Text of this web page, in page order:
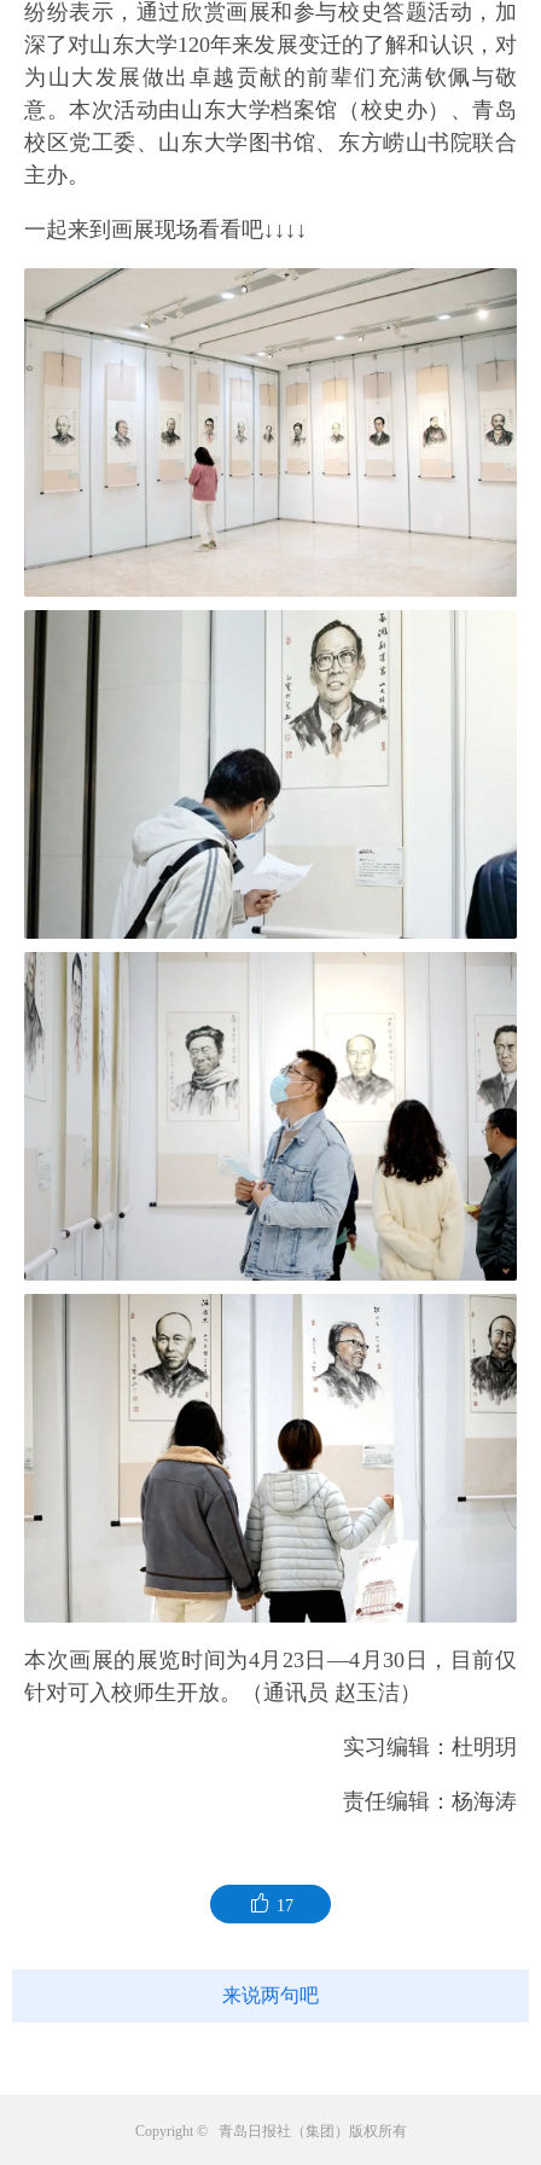
纷纷表示，通过欣赏画展和参与校史答题活动，加
深了对山东大学120年来发展变迁的了解和认识，对
为山大发展做出卓越贡献的前辈们充满钦佩与敬
意。本次活动由山东大学档案馆（校史办）、青岛
校区党工委、山东大学图书馆、东方崂山书院联合
主办。
一起来到画展现场看看吧↓↓↓↓
本次画展的展览时间为4月23日—4月30日，目前仅
针对可入校师生开放。（通讯员 赵玉洁）
实习编辑：杜明玥
责任编辑：杨海涛
17
来说两句吧
Copyright © 青岛日报社（集团）版权所有